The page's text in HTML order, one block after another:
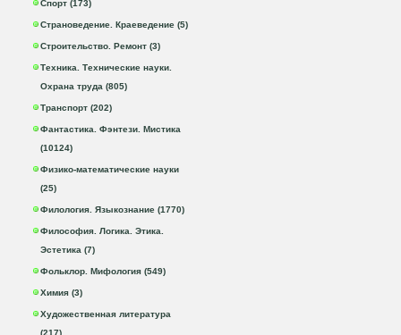
Спорт (173)
Страноведение. Краеведение (5)
Строительство. Ремонт (3)
Техника. Технические науки.
Охрана труда (805)
Транспорт (202)
Фантастика. Фэнтези. Мистика
(10124)
Физико-математические науки
(25)
Филология. Языкознание (1770)
Философия. Логика. Этика.
Эстетика (7)
Фольклор. Мифология (549)
Химия (3)
Художественная литература
(217)